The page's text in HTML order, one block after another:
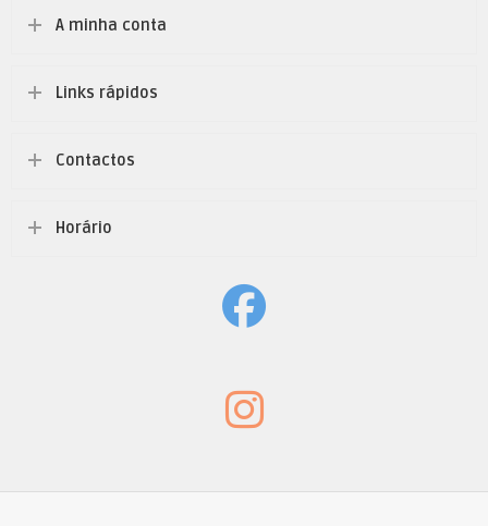
A minha conta
Links rápidos
Contactos
Horário